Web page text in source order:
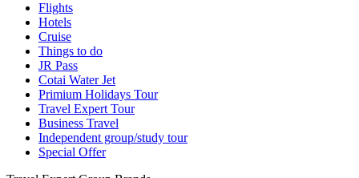
Flights
Hotels
Cruise
Things to do
JR Pass
Cotai Water Jet
Primium Holidays Tour
Travel Expert Tour
Business Travel
Independent group/study tour
Special Offer